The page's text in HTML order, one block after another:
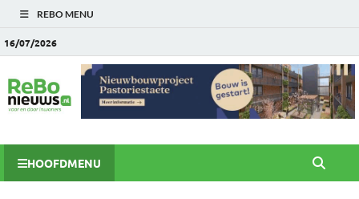
REBO MENU
16/07/2026
HOOFDMENU